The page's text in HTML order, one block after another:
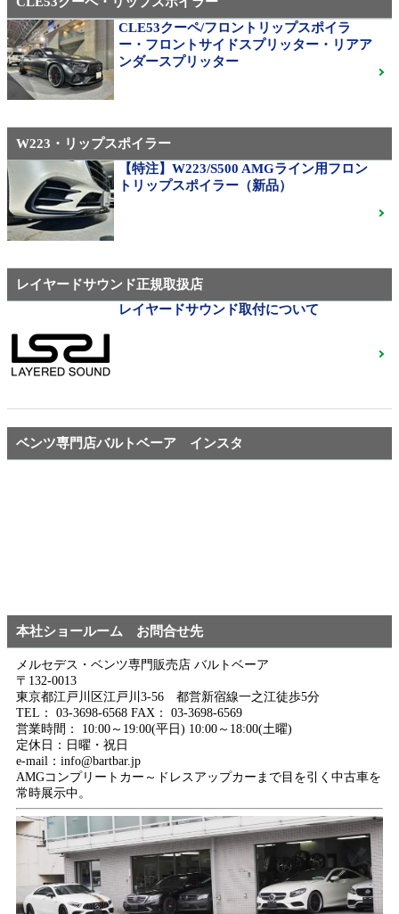
AMG（メルセデスAMG）
21インチ鍛造 TWS EXlete 210M ミシュランパイロッ
310M Exe Monoblock Exlete鍛造23インチ W463A G63
用サイズ（379）
ベンツ中古ホイル・タイヤ
CLE53クーペ/フロントリップスポイラ
ー・フロントサイドスプリッター・リアア
ンダースプリッター
W223・リップスポイラー
【特注】W223/S500 AMGライン用フロン
トリップスポイラー（新品）
レイヤードサウンド正規取扱店
レイヤードサウンド取付について
ベンツ専門店バルトベーア インスタ
本社ショールーム お問合せ先
メルセデス・ベンツ専門販売店 バルトベーア
〒132-0013
東京都江戸川区江戸川3-56 都営新宿線一之江徒歩5分
TEL： 03-3698-6568 FAX： 03-3698-6569
営業時間： 10:00～19:00(平日) 10:00～18:00(土曜)
定休日：日曜・祝日
e-mail：info@bartbar.jp
AMGコンプリートカー～ドレスアップカーまで目を引く中古車を
常時展示中。